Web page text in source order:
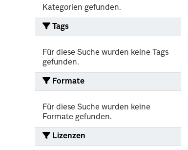
Kategorien gefunden.
Tags
Für diese Suche wurden keine Tags
gefunden.
Formate
Für diese Suche wurden keine
Formate gefunden.
Lizenzen